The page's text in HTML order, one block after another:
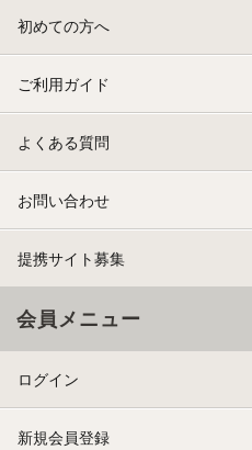
初めての方へ
ご利用ガイド
よくある質問
お問い合わせ
提携サイト募集
会員メニュー
ログイン
新規会員登録